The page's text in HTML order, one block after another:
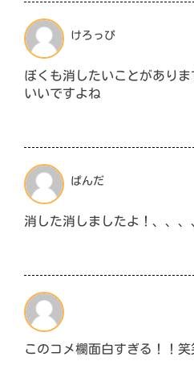
けろっぴ
ぼくも消したいことがありま
いいですよね
ぱんだ
消した消しましたよ！、、、
このコメ欄面白すぎる！！